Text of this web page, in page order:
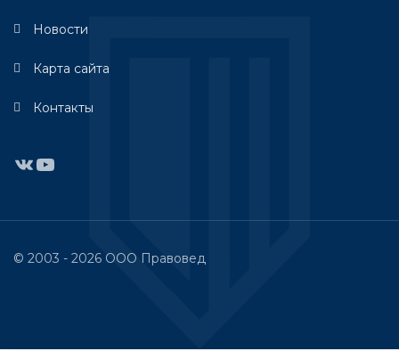
Новости
Карта сайта
Контакты
ВКонтакте
YouTube
© 2003 - 2026 ООО Правовед